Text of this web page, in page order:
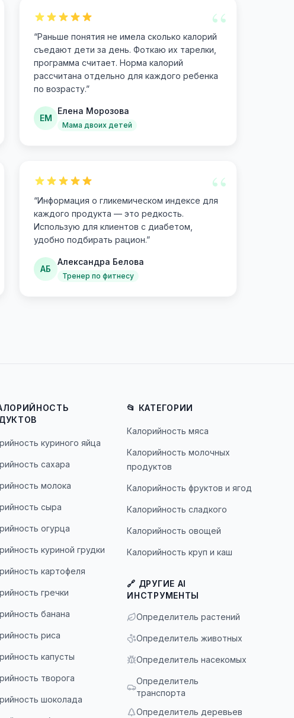
“
“Раньше понятия не имела сколько калорий
съедают дети за день. Фоткаю их тарелки,
программа считает. Норма калорий
рассчитана отдельно для каждого ребенка
по возрасту.”
ЕМ
Елена Морозова
Мама двоих детей
“
“Информация о гликемическом индексе для
каждого продукта — это редкость.
Использую для клиентов с диабетом,
удобно подбирать рацион.”
АБ
Александра Белова
Тренер по фитнесу
куриного яйца
сахара
молока
сыра
огурца
куриной грудки
картофеля
гречки
банана
риса
капусты
творога
шоколада
📂 КАТЕГОРИИ
Калорийность мяса
Калорийность молочных
продуктов
Калорийность фруктов и ягод
Калорийность сладкого
Калорийность овощей
Калорийность круп и каш
🔗 ДРУГИЕ AI
ИНСТРУМЕНТЫ
Определитель растений
Определитель животных
Определитель насекомых
Определитель
транспорта
Определитель деревьев